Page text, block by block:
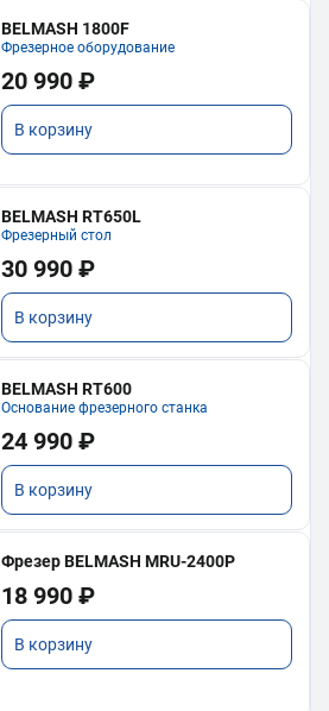
BELMASH 1800F
Фрезерное оборудование
20 990 ₽
В корзину
BELMASH RT650L
Фрезерный стол
30 990 ₽
В корзину
BELMASH RT600
Основание фрезерного станка
24 990 ₽
В корзину
Фрезер BELMASH MRU-2400P
18 990 ₽
В корзину